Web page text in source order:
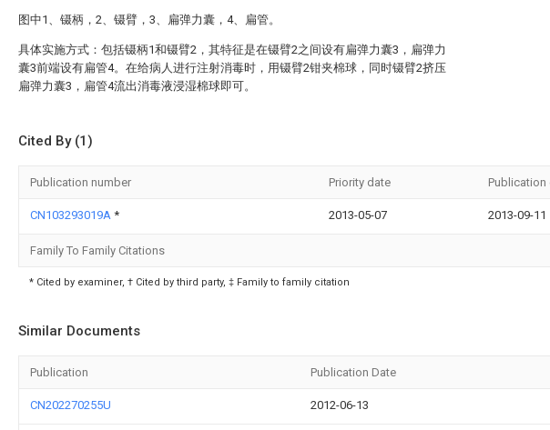
图中1、镊柄，2、镊臂，3、扁弹力囊，4、扁管。
具体实施方式：包括镊柄1和镊臂2，其特征是在镊臂2之间设有扁弹力囊3，扁弹力
囊3前端设有扁管4。在给病人进行注射消毒时，用镊臂2钳夹棉球，同时镊臂2挤压
扁弹力囊3，扁管4流出消毒液浸湿棉球即可。
Cited By (1)
Publication number Priority date Publication
CN103293019A * 2013-05-07 2013-09-11
Family To Family Citations
* Cited by examiner, † Cited by third party, ‡ Family to family citation
Similar Documents
Publication Publication Date
CN202270255U 2012-06-13